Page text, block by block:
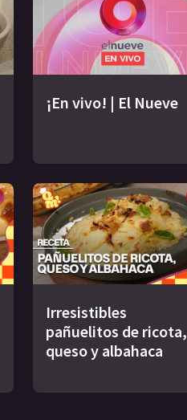
¡En vivo! | El Nueve
Irresistibles
pañuelitos de ricota,
queso y albahaca